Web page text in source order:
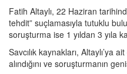
Fatih Altaylı, 22 Haziran
tehdit” suçlamasıyla tutuklu
soruşturma ise 1 yıldan 3 yıla
Savcılık kaynakları, Altaylı’ya
alındığını ve soruşturmanın